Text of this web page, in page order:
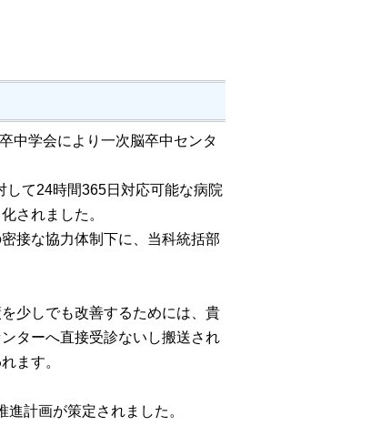
中学会により一次脳卒中センタ
て24時間365日対応可能な病院
されました。
接な協力体制下に、当科統括部
少しでも改善するためには、貴
ターへ直接受診ないし搬送され
ます。
計画が策定されました。